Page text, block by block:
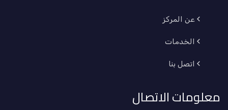
عن المركز
الخدمات
اتصل بنا
معلومات الاتصال